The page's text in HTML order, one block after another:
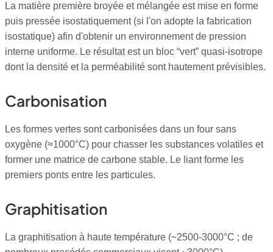
La matière première broyée et mélangée est mise en forme
puis pressée isostatiquement (si l'on adopte la fabrication
isostatique) afin d'obtenir un environnement de pression
interne uniforme. Le résultat est un bloc “vert” quasi-isotrope
dont la densité et la perméabilité sont hautement prévisibles.
Carbonisation
Les formes vertes sont carbonisées dans un four sans
oxygène (≈1000°C) pour chasser les substances volatiles et
former une matrice de carbone stable. Le liant forme les
premiers ponts entre les particules.
Graphitisation
La graphitisation à haute température (~2500-3000°C ; de